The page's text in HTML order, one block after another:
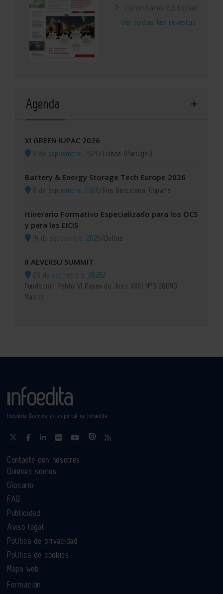
Calendario Editorial
Ver todas las revistas
Agenda
XI GREEN IUPAC 2026
8 de septiembre, 2026/Lisboa (Portugal)
Battery & Energy Storage Tech Europe 2026
8 de septiembre, 2026/Fira Barcelona, España
Itinerario Formativo Especializado para los OCS
y para las EICIS
14 de septiembre, 2026/Online
II AEVERSU SUMMIT
29 de septiembre, 2026/
Fundación Pablo VI Paseo de Juan XXIII Nº3 28040
Madrid
Industria Química es un portal de Infoedita
Contacte con nosotros
Quiénes somos
Glosario
FAQ
Publicidad
Aviso legal
Política de privacidad
Política de cookies
Mapa web
Formación